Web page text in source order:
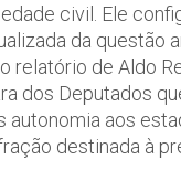
civil. Ele
da questão
relatório de Aldo
dos Deputados
autonomia aos
destinada à